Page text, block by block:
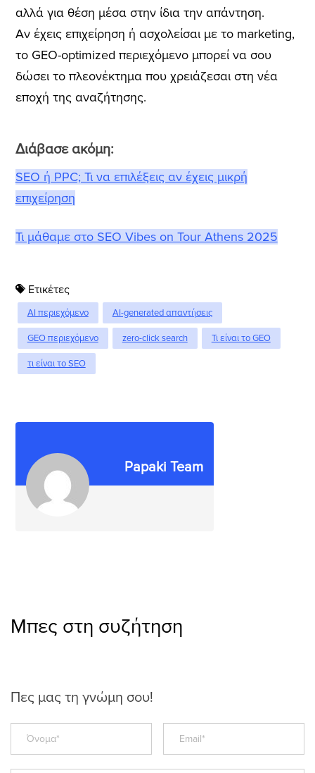
αλλά για θέση μέσα στην ίδια την απάντηση.
Αν έχεις επιχείρηση ή ασχολείσαι με το marketing,
το GEO-optimized περιεχόμενο μπορεί να σου
δώσει το πλεονέκτημα που χρειάζεσαι στη νέα
εποχή της αναζήτησης.
Διάβασε ακόμη:
SEO ή PPC; Τι να επιλέξεις αν έχεις μικρή
επιχείρηση
Τι μάθαμε στο SEO Vibes on Tour Athens 2025
Ετικέτες
AI περιεχόμενο AI-generated απαντήσεις
GEO περιεχόμενο zero-click search Τι είναι το GEO
τι είναι το SEO
Papaki Team
Μπες στη συζήτηση
Πες μας τη γνώμη σου!